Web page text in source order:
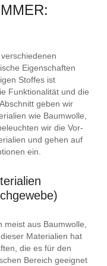
Eigenschaften
Stoffes ist
Funktionalität und die
geben wir
wie Baumwolle,
wir die Vor-
und gehen auf
ein.
meist aus Baumwolle,
Materialien hat
die es für den
Bereich geeignet